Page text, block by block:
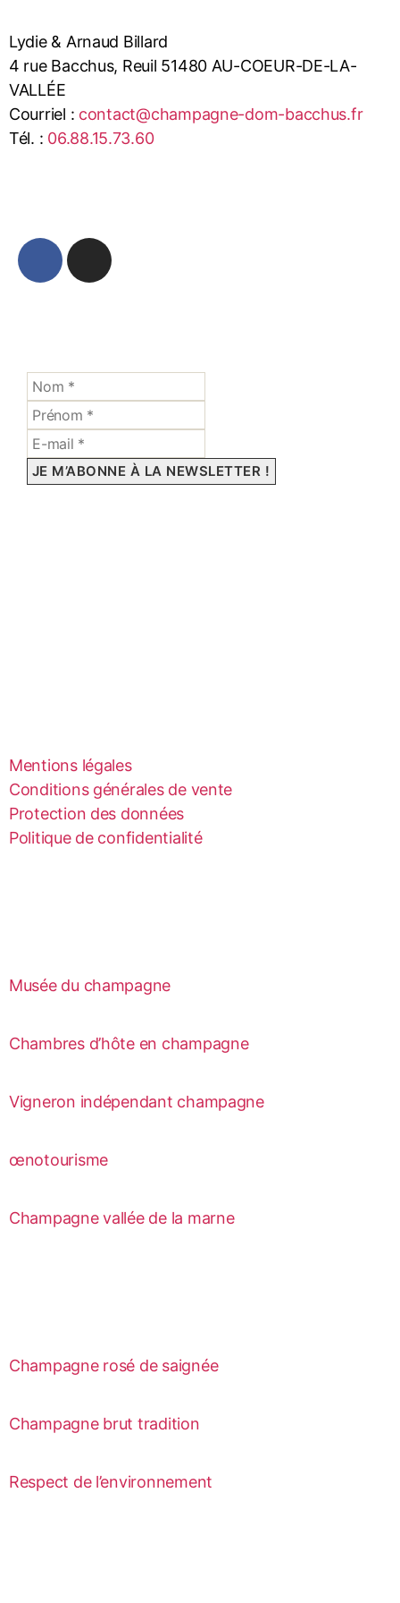
Lydie & Arnaud Billard
4 rue Bacchus, Reuil 51480 AU-COEUR-DE-LA-
VALLÉE
Courriel : contact@champagne-dom-bacchus.fr
Tél. : 06.88.15.73.60
Mentions légales
Conditions générales de vente
Protection des données
Politique de confidentialité
Musée du champagne
Chambres d’hôte en champagne
Vigneron indépendant champagne
œnotourisme
Champagne vallée de la marne
Champagne rosé de saignée
Champagne brut tradition
Respect de l’environnement